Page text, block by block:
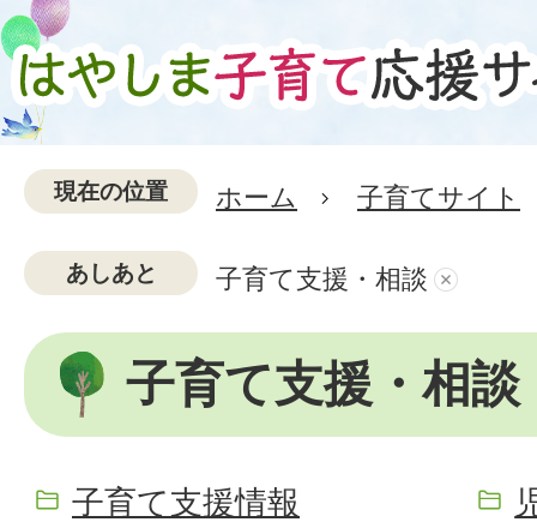
現在の位置 ホーム 子育てサイト
あしあと 子育て支援・相談
子育て支援・相談
子育て支援情報